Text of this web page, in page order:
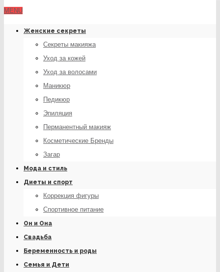
MENU
Женские секреты
Секреты макияжа
Уход за кожей
Уход за волосами
Маникюр
Педикюр
Эпиляция
Перманентный макияж
Косметические Бренды
Загар
Мода и стиль
Диеты и спорт
Коррекция фигуры
Спортивное питание
Он и Она
Свадьба
Беременность и роды
Семья и Дети